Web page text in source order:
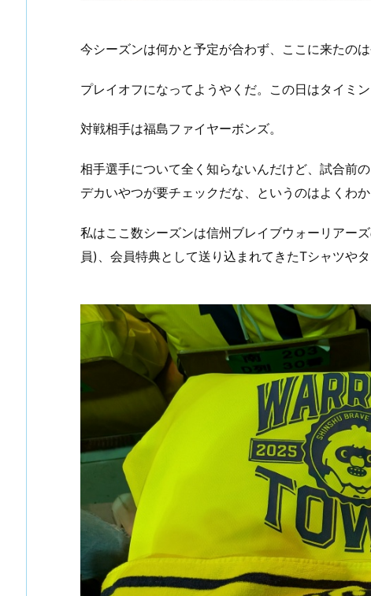
今シーズンは何かと予定が合わず、ここに来たの
プレイオフになってようやくだ。この日はタイミ
対戦相手は福島ファイヤーボンズ。
相手選手について全く知らないんだけど、試合前
デカいやつが要チェックだな、というのはよくわか
私はここ数シーズンは信州ブレイブウォーリアー
員)、会員特典として送り込まれてきたTシャツや